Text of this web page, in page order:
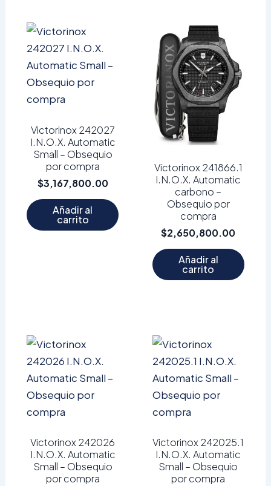
Victorinox 242027
I.N.O.X. Automatic
Small – Obsequio
por compra
$3,167,800.00
Añadir al
carrito
Victorinox 241866.1
I.N.O.X. Automatic
carbono –
Obsequio por
compra
$2,650,800.00
Añadir al
carrito
Victorinox 242026
I.N.O.X. Automatic
Small – Obsequio
por compra
Victorinox 242025.1
I.N.O.X. Automatic
Small – Obsequio
por compra